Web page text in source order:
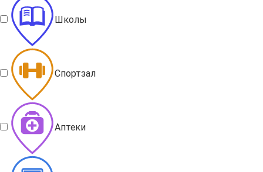
Школы
Спортзал
Аптеки